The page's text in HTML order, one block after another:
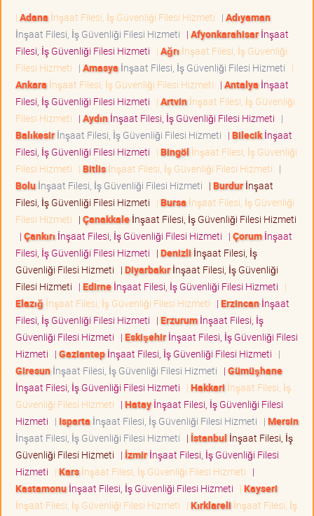
| Adana İnşaat Filesi, İş Güvenliği Filesi Hizmeti | Adıyaman
İnşaat Filesi, İş Güvenliği Filesi Hizmeti | Afyonkarahisarİnşaat
Filesi, İş Güvenliği Filesi Hizmeti | Ağrı İnşaat Filesi, İş Güvenliği
Filesi Hizmeti | Amasya İnşaat Filesi, İş Güvenliği Filesi Hizmeti |
Ankara İnşaat Filesi, İş Güvenliği Filesi Hizmeti | Antalya İnşaat
Filesi, İş Güvenliği Filesi Hizmeti | Artvinİnşaat Filesi, İş Güvenliği
Filesi Hizmeti | Aydınİnşaat Filesi, İş Güvenliği Filesi Hizmeti |
Balıkesirİnşaat Filesi, İş Güvenliği Filesi Hizmeti | Bilecikİnşaat
Filesi, İş Güvenliği Filesi Hizmeti | Bingöl İnşaat Filesi, İş Güvenliği
Filesi Hizmeti | Bitlisİnşaat Filesi, İş Güvenliği Filesi Hizmeti |
Boluİnşaat Filesi, İş Güvenliği Filesi Hizmeti | Burdurİnşaat
Filesi, İş Güvenliği Filesi Hizmeti | Bursa İnşaat Filesi, İş Güvenliği
Filesi Hizmeti | Çanakkaleİnşaat Filesi, İş Güvenliği Filesi Hizmeti
| Çankırı İnşaat Filesi, İş Güvenliği Filesi Hizmeti | Çorumİnşaat
Filesi, İş Güvenliği Filesi Hizmeti | Denizli İnşaat Filesi, İş
Güvenliği Filesi Hizmeti | Diyarbakırİnşaat Filesi, İş Güvenliği
Filesi Hizmeti | Edirneİnşaat Filesi, İş Güvenliği Filesi Hizmeti |
Elazığ İnşaat Filesi, İş Güvenliği Filesi Hizmeti | Erzincanİnşaat
Filesi, İş Güvenliği Filesi Hizmeti | Erzurumİnşaat Filesi, İş
Güvenliği Filesi Hizmeti | Eskişehirİnşaat Filesi, İş Güvenliği Filesi
Hizmeti | Gaziantepİnşaat Filesi, İş Güvenliği Filesi Hizmeti |
Giresunİnşaat Filesi, İş Güvenliği Filesi Hizmeti | Gümüşhane
İnşaat Filesi, İş Güvenliği Filesi Hizmeti | Hakkari İnşaat Filesi, İş
Güvenliği Filesi Hizmeti | Hatayİnşaat Filesi, İş Güvenliği Filesi
Hizmeti | Isparta İnşaat Filesi, İş Güvenliği Filesi Hizmeti | Mersin
İnşaat Filesi, İş Güvenliği Filesi Hizmeti | İstanbul İnşaat Filesi, İş
Güvenliği Filesi Hizmeti | İzmirİnşaat Filesi, İş Güvenliği Filesi
Hizmeti | Karsİnşaat Filesi, İş Güvenliği Filesi Hizmeti |
Kastamonuİnşaat Filesi, İş Güvenliği Filesi Hizmeti | Kayseri
İnşaat Filesi, İş Güvenliği Filesi Hizmeti | Kırklareli İnşaat Filesi, İş